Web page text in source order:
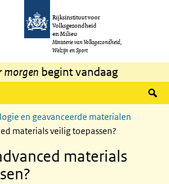
gaan
Rijksinstituut voor
Volksgezondheid
en Milieu
Ministerie van Volksgezondheid,
Welzijn en Sport
morgen begint vandaag
en geavanceerde materialen
materials veilig toepassen?
materials